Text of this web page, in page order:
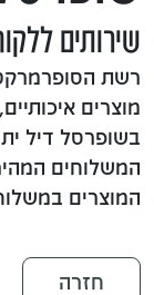
שירותים
רשת
מוצרים
בשופרסל דיל
המשלוחים
המוצרים
חזרה